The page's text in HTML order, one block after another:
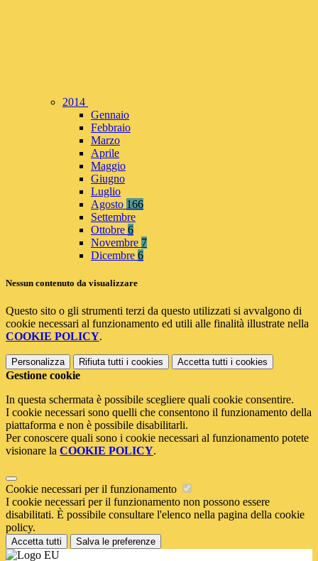
2014
Gennaio
Febbraio
Marzo
Aprile
Maggio
Giugno
Luglio
Agosto 166
Settembre
Ottobre 6
Novembre 7
Dicembre 6
Nessun contenuto da visualizzare
Questo sito o gli strumenti terzi da questo utilizzati si avvalgono di
cookie necessari al funzionamento ed utili alle finalità illustrate nella
COOKIE POLICY.
Personalizza Rifiuta tutti i cookies Accetta tutti i cookies
Gestione cookie
In questa schermata è possibile scegliere quali cookie consentire.
I cookie necessari sono quelli che consentono il funzionamento della
piattaforma e non è possibile disabilitarli.
Per conoscere quali sono i cookie necessari al funzionamento potete
visionare la COOKIE POLICY.
Cookie necessari per il funzionamento
I cookie necessari per il funzionamento non possono essere
disabilitati. È possibile consultare l'elenco nella pagina della cookie
policy.
Accetta tutti Salva le preferenze